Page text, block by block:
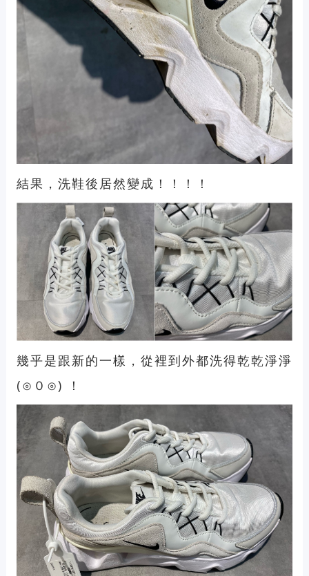
結果，洗鞋後居然變成！！！！
幾乎是跟新的一樣，從裡到外都洗得乾乾淨淨
(⊙０⊙) ！